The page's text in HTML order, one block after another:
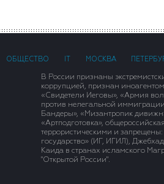
ОБЩЕСТВО МОСКВА
В России признаны
коррупцией, признан
«Свидетели Иеговы», «Армия
против нелегальной
Бандеры», «Мизантропик
«Артподготовка»,
террористическими и
государство» (ИГ, ИГИЛ),
Каида в странах исламского
"Открытой России".